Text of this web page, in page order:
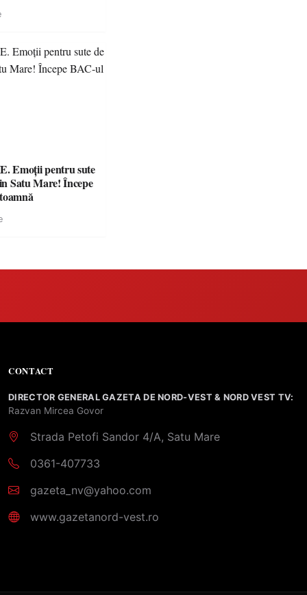
Emoții pentru sute
Satu Mare! Începe
CONTACT
DIRECTOR GENERAL GAZETA DE NORD-VEST & NORD VEST TV:
Razvan Mircea Govor
Strada Petofi Sandor 4/A, Satu Mare
0361-407733
gazeta_nv@yahoo.com
www.gazetanord-vest.ro